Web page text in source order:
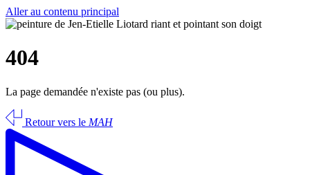
Aller au contenu principal
404
La page demandée n'existe pas (ou plus).
Retour vers le MAH